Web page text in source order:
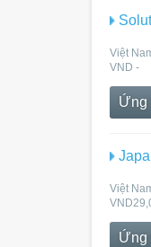
Việt
VND -
Ứng
Việt
Ứng